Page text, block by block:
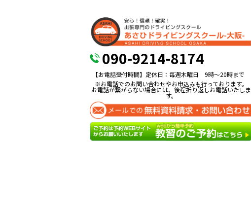
090-9214-8174
【お電話受付時間】定休日：毎週木曜日 9時〜20時まで
※お電話でのお問い合わせやお申込みも行っております。
お電話が繋がらない場合には、後程折り返しお電話いたしま
す。